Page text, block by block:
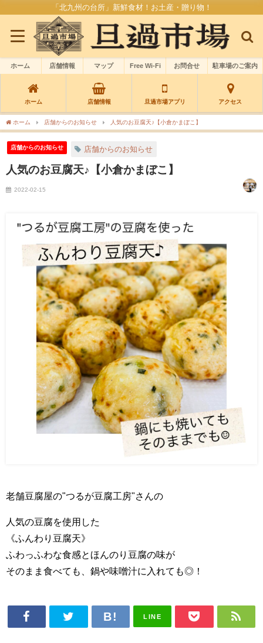
「北九州の台所」新鮮食材！お土産・贈り物！
ホーム 店舗情報 マップ Free Wi-Fi お問合せ 駐車場のご案内
ホーム 店舗情報 旦過市場アプリ アクセス
ホーム 店舗からのお知らせ 人気のお豆腐天♪【小倉かまぼこ】
店舗からのお知らせ 店舗からのお知らせ
人気のお豆腐天♪【小倉かまぼこ】
2022-02-15
老舗豆腐屋の"つるが豆腐工房"さんの
人気の豆腐を使用した
《ふんわり豆腐天》
ふわっふわな食感とほんのり豆腐の味が
そのまま食べても、鍋や味噌汁に入れても◎！
LINE